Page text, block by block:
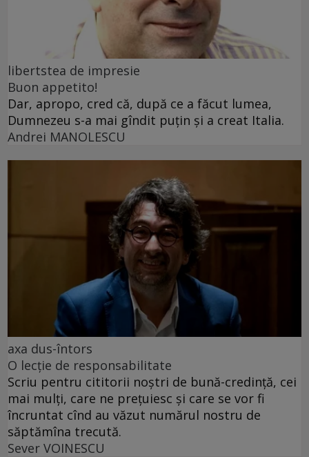
libertstea de impresie
Buon appetito!
Dar, apropo, cred că, după ce a făcut lumea,
Dumnezeu s-a mai gîndit puțin și a creat Italia.
Andrei MANOLESCU
axa dus-întors
O lecție de responsabilitate
Scriu pentru cititorii noștri de bună-credință, cei
mai mulți, care ne prețuiesc și care se vor fi
încruntat cînd au văzut numărul nostru de
săptămîna trecută.
Sever VOINESCU